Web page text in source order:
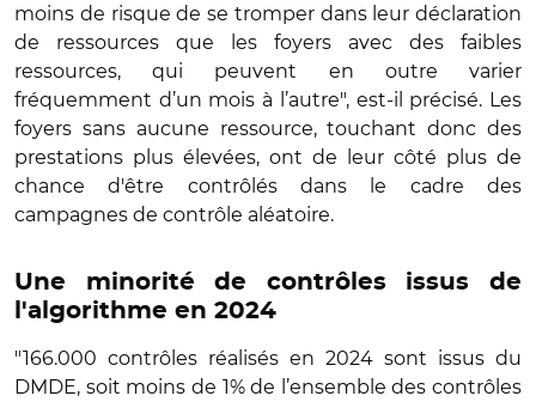
moins de risque de se tromper dans leur déclaration
de ressources que les foyers avec des faibles
ressources, qui peuvent en outre varier
fréquemment d’un mois à l’autre", est-il précisé. Les
foyers sans aucune ressource, touchant donc des
prestations plus élevées, ont de leur côté plus de
chance d'être contrôlés dans le cadre des
campagnes de contrôle aléatoire.
Une minorité de contrôles issus de
l'algorithme en 2024
"166.000 contrôles réalisés en 2024 sont issus du
DMDE, soit moins de 1% de l’ensemble des contrôles